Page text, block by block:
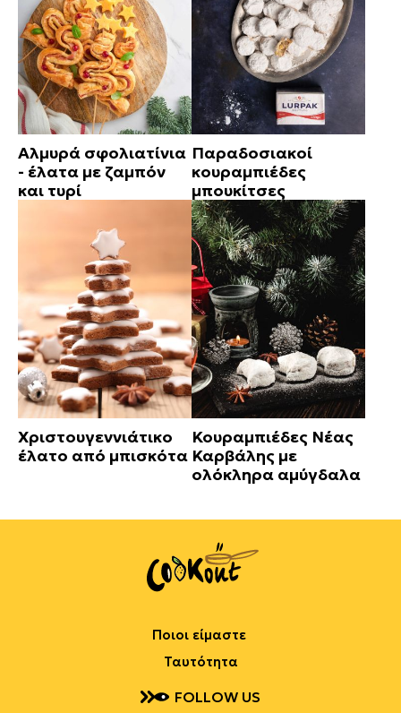
Αλμυρά σφολιατίνια
- έλατα με ζαμπόν
και τυρί
Παραδοσιακοί
κουραμπιέδες
μπουκίτσες
Χριστουγεννιάτικο
έλατο από μπισκότα
Κουραμπιέδες Νέας
Καρβάλης με
ολόκληρα αμύγδαλα
Ποιοι είμαστε
Ταυτότητα
FOLLOW US